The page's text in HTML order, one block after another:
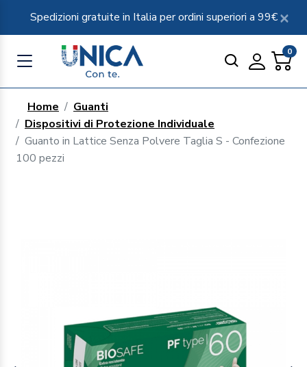
Spedizioni gratuite in Italia per ordini superiori a 99€
0
Home
Guanti
Dispositivi di Protezione Individuale
Guanto in Lattice Senza Polvere Taglia S - Confezione
100 pezzi